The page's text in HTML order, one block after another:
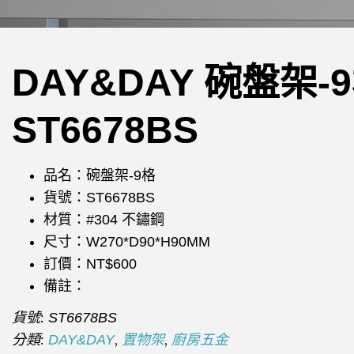
DAY&DAY 碗盤架-
ST6678BS
品名：碗盤架-9格
貨號：ST6678BS
材質：#304 不鏽鋼
尺寸：W270*D90*H90MM
訂價：NT$600
備註：
貨號: ST6678BS
分類: DAY&DAY, 置物架, 廚房五金